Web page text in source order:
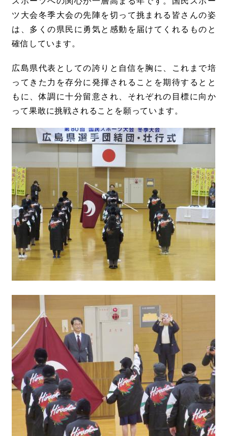
ツ大会冬季大会の先陣を切って挑まれる皆さんの姿
は、多くの県民に勇気と感動を届けてくれるものと
確信しています。
広島県代表としての誇りと自信を胸に、これまで培
ってきた力を存分に発揮されることを期待するとと
もに、体調に十分留意され、それぞれの目標に向か
って果敢に挑戦されることを願っています。